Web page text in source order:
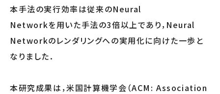
本手法の実行効率は従来のNeural
Networkを用いた手法の3倍以上であり，Neural
Networkのレンダリングへの実用化に向けた一歩と
なりました．
本研究成果は，米国計算機学会（ACM: Association